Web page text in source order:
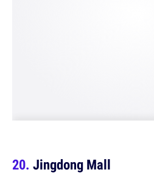
Jingdong Mall